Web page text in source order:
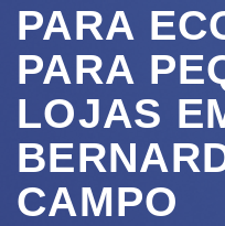
PARA
PARA
LOJAS
CAMPO